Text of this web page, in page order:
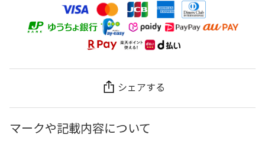
シェアする
マークや記載内容について